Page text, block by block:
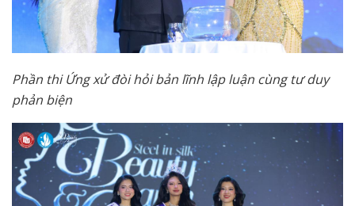
Phần thi Ứng xử đòi hỏi bản lĩnh lập luận cùng tư duy
phản biện